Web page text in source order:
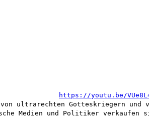
https://youtu.be/
ultrarechten Gotteskriegern
Medien und Politiker verkaufen